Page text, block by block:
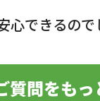
心できるので
質問をもっ